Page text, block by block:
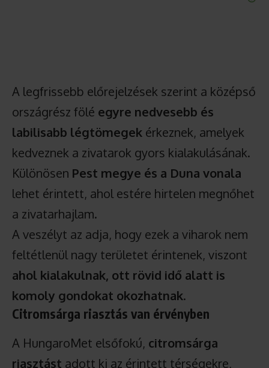
A legfrissebb előrejelzések szerint a középső
országrész fölé egyre nedvesebb és
labilisabb légtömegek érkeznek, amelyek
kedveznek a zivatarok gyors kialakulásának.
Különösen Pest megye és a Duna vonala
lehet érintett, ahol estére hirtelen megnőhet
a zivatarhajlam.
A veszélyt az adja, hogy ezek a viharok nem
feltétlenül nagy területet érintenek, viszont
ahol kialakulnak, ott rövid idő alatt is
komoly gondokat okozhatnak.
Citromsárga riasztás van érvényben
A HungaroMet elsőfokú, citromsárga
riasztást adott ki az érintett térségekre,